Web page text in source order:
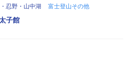
忍野・山中湖 富士登山その他
子館